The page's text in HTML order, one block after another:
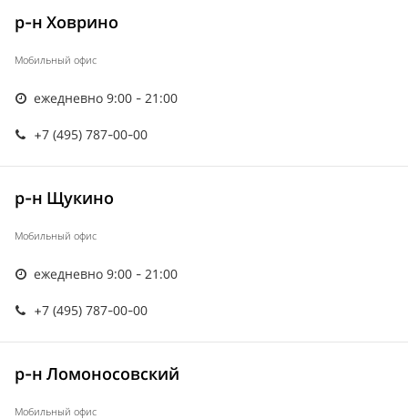
р-н Ховрино
Мобильный офис
ежедневно 9:00 - 21:00
+7 (495) 787-00-00
р-н Щукино
Мобильный офис
ежедневно 9:00 - 21:00
+7 (495) 787-00-00
р-н Ломоносовский
Мобильный офис